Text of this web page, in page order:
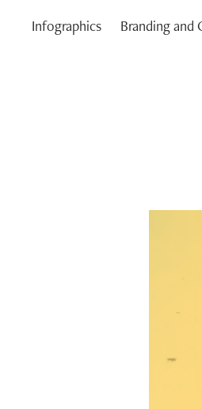
Infographics Branding and